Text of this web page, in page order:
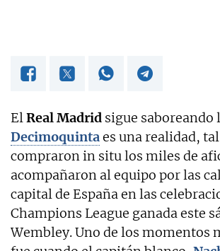
ElReal Madrid sigue saboreando
Decimoquintaes una realidad,
compraron in situ los miles de
acompañaron al equipo por las
capital de España en las
Champions League ganada este
Wembley. Uno de los momentos